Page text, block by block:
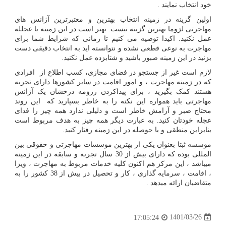
خود انتخاب نمایند .
اولین گزینه در زمینه انتخاب بهترین و معتبرترین آژانس های
مهاجرتی لزوما بهترین گزینه نیست. بهتر است در این زمینه با عجلله
عمل نکنید. اکیدا توصیه می کنیم تا زمانی که شرایط شما برای
مهاجرت به نوعی قطعی نشده و نتوانسته اید به انتخاب دقیقی دست
بزنید در این زمینه صبور باشید و شتابزده عمل نکنید.
لازم است غیر از جستجو در فضای مجازی، کسب اطلاع از افرادی
که در زمینه مهاجرت ، و امور اقامت در سایر کشورها دارای تجربه
هستند کمک بگیرید ، برای پیداکردن رزومه درخشان یک آژانس
مهاجرتی باید همواره این نکته را به خاطر بسپارید که این روند
محتاج صبر و آرامش خاطر است و دلیلی ندارد همه چیز را فدای
عجله خودتان کنید. به عبارت دیگر همه چیز به هدف مربوط است
بنابراین منطقی و با حوصله در این زمینه رفتار کنید.
موسسه ثبتا بعنوان یکی از بهترین موسسات مهاجرتی و حقوقی بین
المللی بوده که دارای بیش از 30 سال تجربه و سابقه در این زمینه
میباشد ، این مرکز هم اکنون کلیه خدمات مربوط به مهاجرت ، ویزا
، اقامت ، سرمایه گذاری ، کار و تحصیل در بیش از 38 کشور را به
متقاضیان ارائه میدهد .
1401/03/26
17:05:24